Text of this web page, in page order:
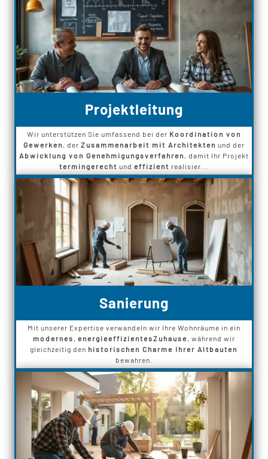
Projektleitung
Wir unterstützen Sie umfassend bei der Koordination von
Gewerken , der Zusammenarbeit mit Architekten und der
Abwicklung von Genehmigungsverfahren , damit Ihr Projekt
termingerecht undeffizient realisier...
Sanierung
Mit unserer Expertise verwandeln wir Ihre Wohnräume in ein
modernes , energieeffizientesZuhause , während wir
gleichzeitig den historischen Charme Ihrer Altbauten
bewahren.